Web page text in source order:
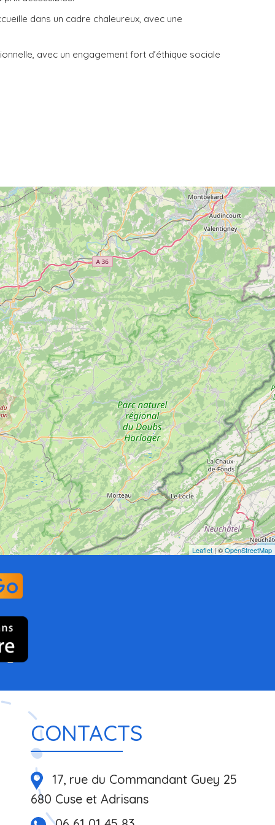
dans un cadre chaleureux, avec une
avec un engagement fort d’éthique sociale
Leaflet| ©OpenStreetMap
CONTACTS
17, rue du Commandant Guey 25
680 Cuse et Adrisans